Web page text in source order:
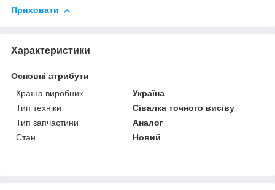
Приховати
Характеристики
Основні атрибути
Країна виробник
Україна
Тип техніки
Сівалка точного висіву
Тип запчастини
Аналог
Стан
Новий